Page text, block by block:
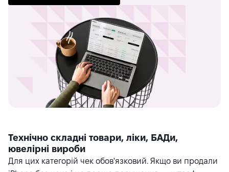
Технічно складні товари, ліки, БАДи,
ювелірні вироби
Для цих категорій чек обов'язковий. Якщо ви продали